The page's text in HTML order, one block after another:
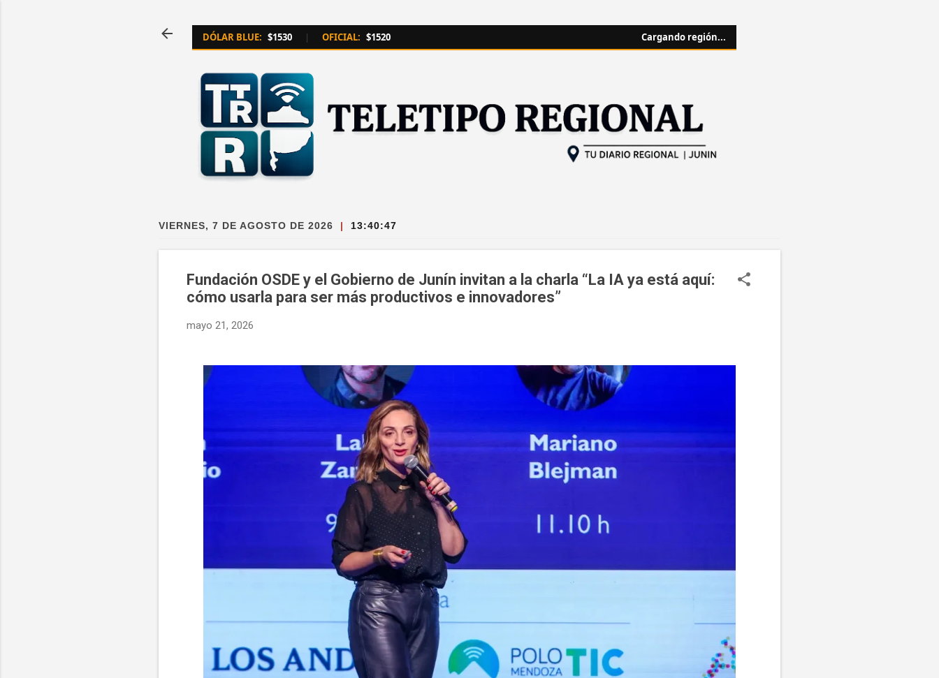
DÓLAR BLUE: $1530 | OFICIAL: $1520 Cargando región...
VIERNES, 7 DE AGOSTO DE 2026 | 13:40:48
Fundación OSDE y el Gobierno de Junín invitan a la charla “La IA ya está aquí:
cómo usarla para ser más productivos e innovadores”
mayo 21, 2026